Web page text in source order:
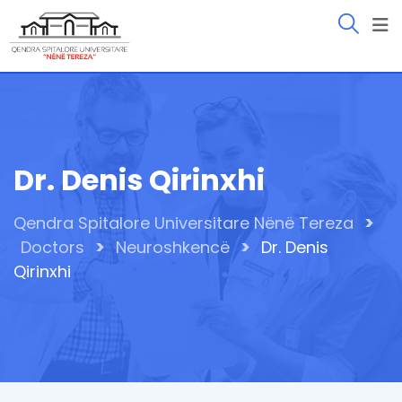
content
Dr. Denis Qirinxhi
Qendra Spitalore Universitare Nënë Tereza >
Doctors > Neuroshkencë > Dr. Denis
Qirinxhi